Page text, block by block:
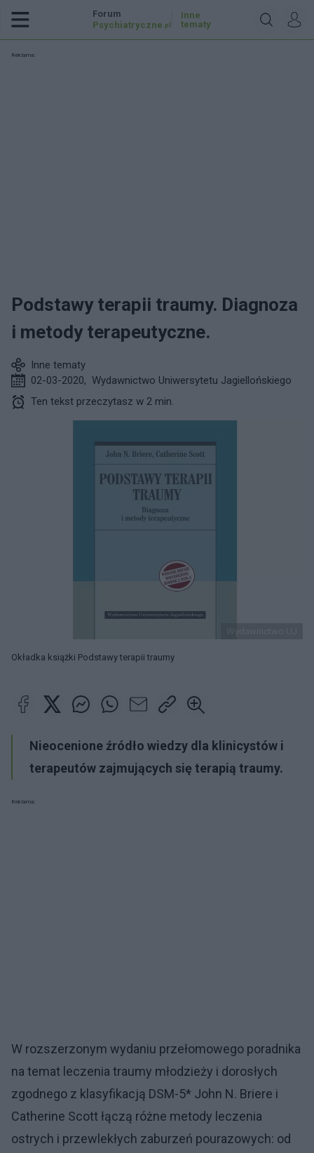
Forum
Psychiatryczne .pl
Inne
tematy
Reklama:
Podstawy terapii traumy. Diagnoza
i metody terapeutyczne.
Inne tematy
02-03-2020, Wydawnictwo Uniwersytetu Jagiellońskiego
Ten tekst przeczytasz w 2 min.
Okładka książki Podstawy terapii traumy
Nieocenione źródło wiedzy dla klinicystów i
terapeutów zajmujących się terapią traumy.
Reklama:
W rozszerzonym wydaniu przełomowego poradnika
na temat leczenia traumy młodzieży i dorosłych
zgodnego z klasyfikacją DSM-5* John N. Briere i
Catherine Scott łączą różne metody leczenia
ostrych i przewlekłych zaburzeń pourazowych: od